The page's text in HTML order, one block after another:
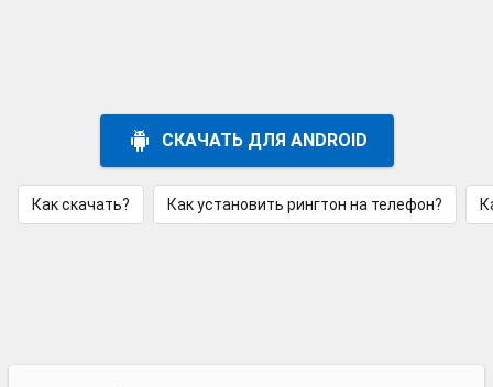
СКАЧАТЬ ДЛЯ ANDROID
Как скачать? Как установить рингтон на телефон?